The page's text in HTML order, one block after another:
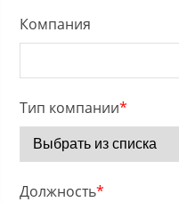
Компания
Тип компании*
Должность*